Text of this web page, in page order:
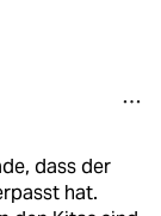
dass der
hat.